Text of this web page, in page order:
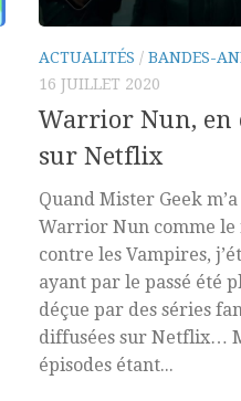
ACTUALITÉS / BANDES-
16 JUILLET 2020
Warrior Nun, en
sur Netflix
Quand Mister Geek
Warrior Nun comme le
contre les Vampires,
ayant par le passé été
déçue par des séries
diffusées sur Netflix…
épisodes étant...